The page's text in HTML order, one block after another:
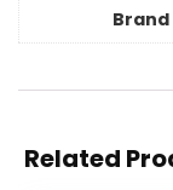
Brand
Related